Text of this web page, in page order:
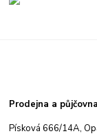
Prodejna a
Písková 666/14A,